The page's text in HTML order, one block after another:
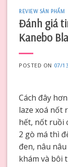
REVIEW SẢN PHẨM
Đánh giá
Kanebo
POSTED ON 07/
Cách đây
laze xoá nốt
hết, nốt ruồi
2 gò má thì
đen, nâu
khám và bôi